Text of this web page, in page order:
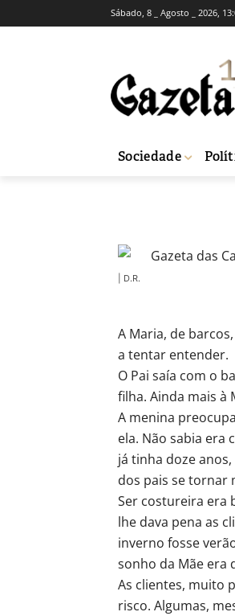
Sábado, 8 _ Agosto _ 2026,
Sociedade
OPINIÃO
Pai
Beatriz Oliveira -
| D.R.
A Maria, de
a tentar entender.
O Pai saía com o
filha. Ainda mais à
A menina
ela. Não sabia era
já tinha doze
dos pais se tornar
Ser costureira era
lhe dava pena as
inverno fosse
sonho da Mãe era
As clientes, muito
risco. Algumas,